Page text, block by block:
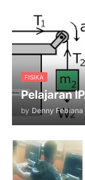
FISIKA
Pelajaran
by Denny